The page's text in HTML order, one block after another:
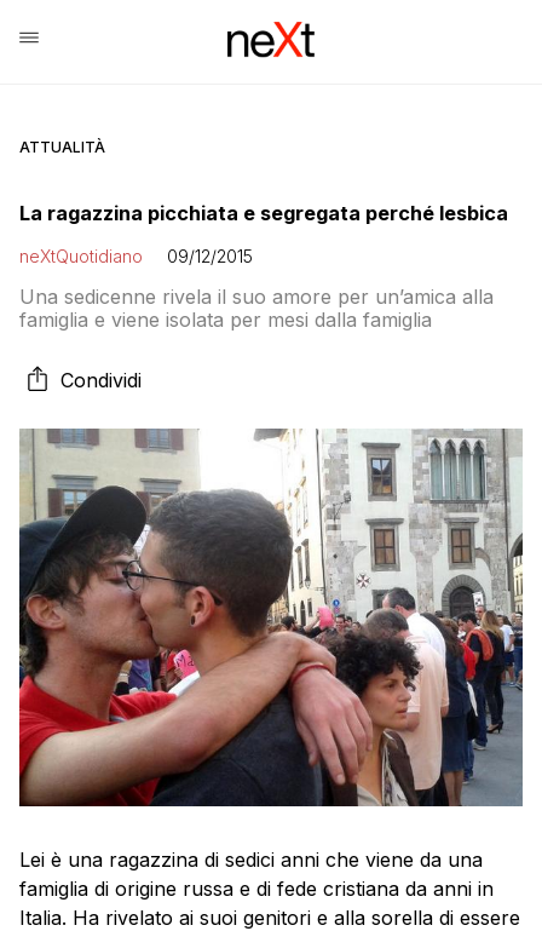
ATTUALITÀ
La ragazzina picchiata e segregata perché lesbica
neXtQuotidiano 09/12/2015
Una sedicenne rivela il suo amore per un’amica alla
famiglia e viene isolata per mesi dalla famiglia
Condividi
Lei è una ragazzina di sedici anni che viene da una
famiglia di origine russa e di fede cristiana da anni in
Italia. Ha rivelato ai suoi genitori e alla sorella di essere